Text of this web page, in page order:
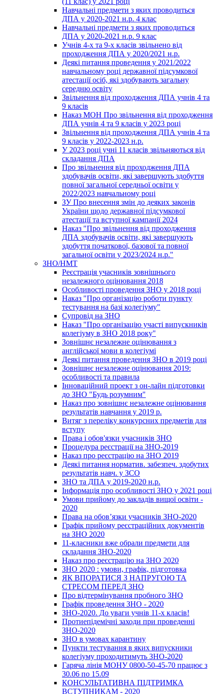
Навчальні предмети з яких проводиться
ДПА у 2020-2021 н.р. 4 клас
Навчальні предмети з яких проводиться
ДПА у 2020-2021 н.р. 9 клас
Учнів 4-х та 9-х класів звільнено від
проходження ДПА у 2020/2021 н.р.
Деякі питання проведення у 2021/2022
навчальному році державної підсумкової
атестації осіб, які здобувають загальну
середню освіту
Звільнення від проходження ДПА учнів 4 та
9 класів
Наказ МОН Про звільнення від проходження
ДПА учнів 4 та 9 класів у 2023 році
Звільнення від проходження ДПА учнів 4 та
9 класів у 2022-2023 н.р.
У 2023 році учні 11 класів звільняються від
складання ДПА
Про звільнення від проходження ДПА
здобувачів освіти, які завершують здобуття
повної загальної середньої освіти у
2022/2023 навчальному році
ЗУ Про внесення змін до деяких законів
України щодо державної підсумкової
атестації та вступної кампанії 2024
Наказ "Про звільнення від проходження
ДПА здобувачів освіти, які завершують
здобуття початкової, базової та повної
загальної освіти у 2023/2024 н.р."
ЗНО/НМТ
Реєстрація учасників зовнішнього
незалежного оцінювання 2018
Особливості проведення ЗНО у 2018 році
Наказ "Про організацію роботи пункту
тестування на базі колегіуму"
Супровід на ЗНО
Наказ "Про організацію участі випускників
колегіуму в ЗНО 2018 року"
Зовнішнє незалежне оцінювання з
англійської мови в колегіумі
Деякі питання проведення ЗНО в 2019 році
Зовнішнє незалежне оцінювання 2019:
особливості та правила
Інноваційний проект з он-лайн підготовки
до ЗНО "Будь розумним"
Наказ про зовнішнє незалежне оцінювання
результатів навчання у 2019 р.
Витяг з переліку конкурсних предметів для
вступу
Права і обов'язки учасників ЗНО
Процедура реєстрації на ЗНО-2019
Наказ про реєстрацію на ЗНО 2019
Деякі питання норматив. забезпеч. здобутих
результатів навч. у ЗСО
ЗНО та ДПА у 2019-2020 н.р.
Інформація про особливості ЗНО у 2021 році
Умови прийому до закладів вищої освіти -
2020
Права на обов’язки учасників ЗНО-2020
Графік прийому реєстраційних документів
на ЗНО 2020
11-класники вже обрали предмети для
складання ЗНО-2020
Наказ про реєстрацію на ЗНО 2020
ЗНО 2020 : умови, графік, підготовка
ЯК ВПОРАТИСЯ З НАПРУГОЮ ТА
СТРЕСОМ ПЕРЕД ЗНО
Про відтермінування пробного ЗНО
Графік проведення ЗНО - 2020
ЗНО-2020. До уваги учнів 11-х класів!
Протиепідемічні заходи при проведенні
ЗНО-2020
ЗНО в умовах карантину
Пункти тестування в яких випускники
колегіуму проходитимуть ЗНО-2020
Гаряча лінія МОНУ 0800-50-45-70 працює з
30.06 по 15.09
КОНСУЛЬТАТИВНА ПІДТРИМКА
ВСТУПНИКАМ - 2020